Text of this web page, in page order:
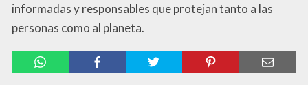
informadas y responsables que protejan tanto a las
personas como al planeta.